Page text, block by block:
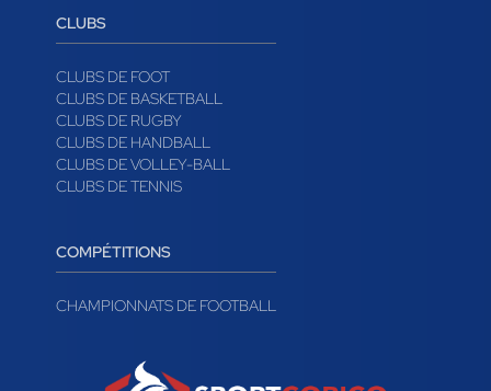
CLUBS
CLUBS DE FOOT
CLUBS DE BASKETBALL
CLUBS DE RUGBY
CLUBS DE HANDBALL
CLUBS DE VOLLEY-BALL
CLUBS DE TENNIS
COMPÉTITIONS
CHAMPIONNATS DE FOOTBALL